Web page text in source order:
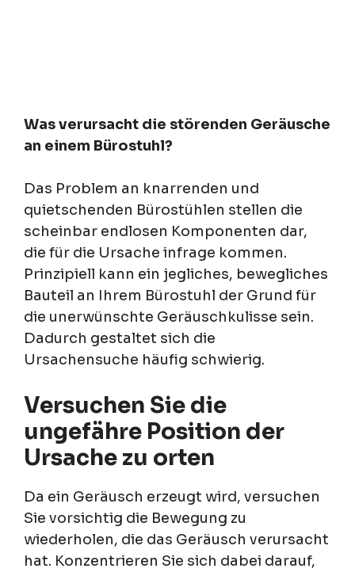
Was verursacht die störenden Geräusche
an einem Bürostuhl?
Das Problem an knarrenden und
quietschenden Bürostühlen stellen die
scheinbar endlosen Komponenten dar,
die für die Ursache infrage kommen.
Prinzipiell kann ein jegliches, bewegliches
Bauteil an Ihrem Bürostuhl der Grund für
die unerwünschte Geräuschkulisse sein.
Dadurch gestaltet sich die
Ursachensuche häufig schwierig.
Versuchen Sie die
ungefähre Position der
Ursache zu orten
Da ein Geräusch erzeugt wird, versuchen
Sie vorsichtig die Bewegung zu
wiederholen, die das Geräusch verursacht
hat. Konzentrieren Sie sich dabei darauf,